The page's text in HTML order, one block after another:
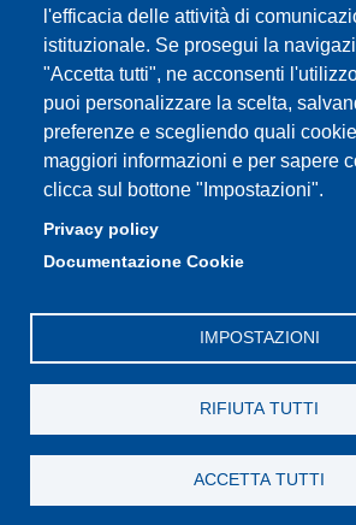
l'efficacia delle attività di
istituzionale. Se prosegui la
"Accetta tutti", ne acconsenti
puoi personalizzare la scelta,
preferenze e scegliendo quali
maggiori informazioni e per sapere
clicca sul bottone "Impostazioni".
Privacy policy
Documentazione Cookie
IMPOSTAZIONI
RIFIUTA TUTTI
ACCETTA TUTTI
PEC: primo contatto:
Indirizzo ReGIndE per notifica Atti
direzionelegale@pec.unimore.it
Sede di Modena: Via Università 4, 41121
2056511 - Fax 059 245156
Sede di Reggio Emilia : Viale A. Allegri 9,
Emilia, Tel. 0522 523041 - Fax 0522